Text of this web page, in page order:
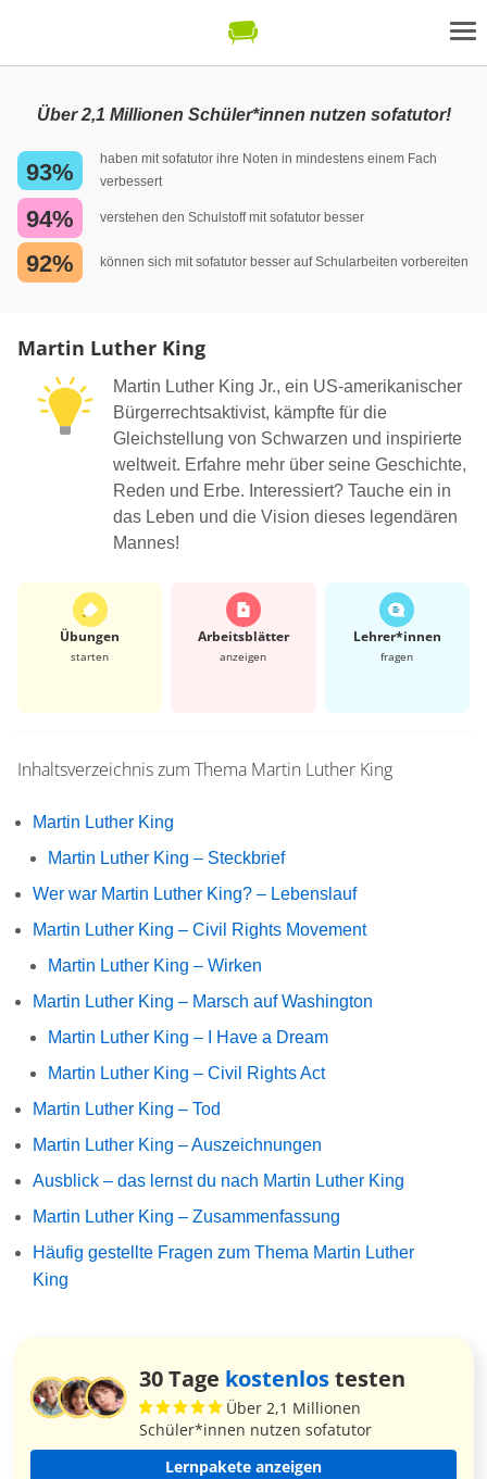
Über 2,1 Millionen Schüler*innen nutzen sofatutor!
93%
haben mit sofatutor ihre Noten in mindestens einem Fach
verbessert
94% verstehen den Schulstoff mit sofatutor besser
92% können sich mit sofatutor besser auf Schularbeiten vorbereiten
Martin Luther King
Martin Luther King Jr., ein US-amerikanischer
Bürgerrechtsaktivist, kämpfte für die
Gleichstellung von Schwarzen und inspirierte
weltweit. Erfahre mehr über seine Geschichte,
Reden und Erbe. Interessiert? Tauche ein in
das Leben und die Vision dieses legendären
Mannes!
Übungen
starten
Arbeits­blätter
anzeigen
Lehrer*​innen
fragen
Inhaltsverzeichnis zum Thema Martin Luther King
Martin Luther King
Martin Luther King – Steckbrief
Wer war Martin Luther King? – Lebenslauf
Martin Luther King – Civil Rights Movement
Martin Luther King – Wirken
Martin Luther King – Marsch auf Washington
Martin Luther King – I Have a Dream
Martin Luther King – Civil Rights Act
Martin Luther King – Tod
Martin Luther King – Auszeichnungen
Ausblick – das lernst du nach Martin Luther King
Martin Luther King – Zusammenfassung
Häufig gestellte Fragen zum Thema Martin Luther
King
30 Tage kostenlostesten
Über 2,1 Millionen
Schüler*innen nutzen sofatutor
Lernpakete anzeigen